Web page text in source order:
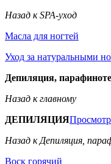
Назад к SPA-уход
Масла для ногтей
Уход за натуральными
Депиляция,
Назад к главному
ДЕПИЛЯЦИЯ
Назад к Депиляция,
Воск горячий